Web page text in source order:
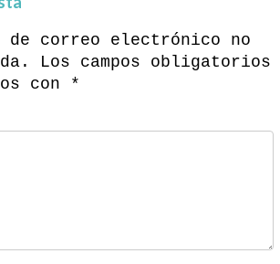
de correo electrónico no
Los campos obligatorios
con
*